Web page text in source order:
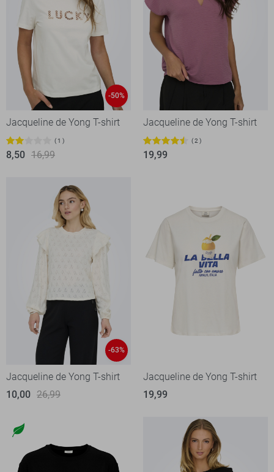
-50%
Jacqueline de Yong T-shirt
1
8,50 16,99
Jacqueline de Yong T-shirt
2
19,99
-63%
Jacqueline de Yong T-shirt
10,00 26,99
Jacqueline de Yong T-shirt
19,99